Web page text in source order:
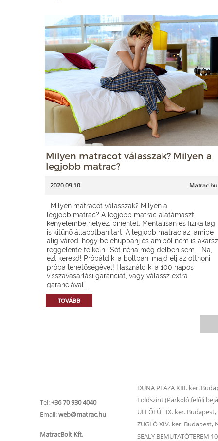
Milyen matracot válasszak? Milyen a
legjobb matrac?
2020.09.10. Matrac.hu
Milyen matracot válasszak? Milyen a
legjobb matrac? A legjobb matrac alátámaszt,
kényelembe helyez, pihentet. Mentálisan és fizikailag
is kitűnő állapotban tart. A legjobb matrac az, amibe
alig várod, hogy belehuppanj és amiből nem is akarsz
reggelente felkelni. Sőt néha még délben sem… Na,
ezt keresd! Próbáld ki a boltban, majd élj az otthoni
próba lehetőségével! Használd ki a 100 napos
visszavásárlási garanciát, vagy válassz extra
garanciával...
TOVÁBB
Tel:+36 70 930 4040
Email:web@matrac.hu
MatracBolt Kft.
DUNA PLAZA XIII. ker.
Földszint (Parkoló felőli
ÜLLŐI ÚT IX. ker.
ZUGLÓ XIV. ker. Budapest,
SEALY BEMUTATÓTEREM